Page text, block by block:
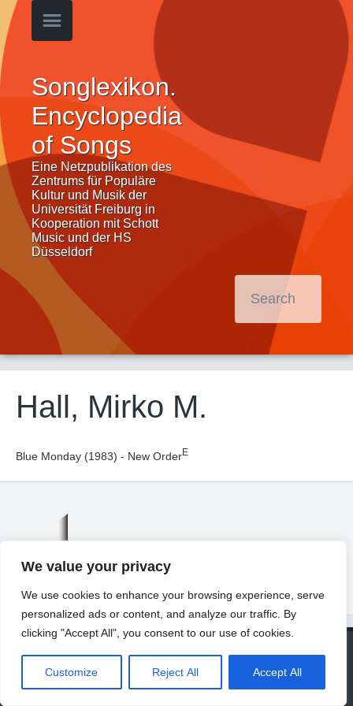
We value your privacy
We use cookies to enhance your browsing experience, serve
personalized ads or content, and analyze our traffic. By
clicking "Accept All", you consent to our use of cookies.
Customize Reject All Accept All
Songlexikon.
Encyclopedia
of Songs
Eine Netzpublikation des
Zentrums für Populäre
Kultur und Musik der
Universität Freiburg in
Kooperation mit Schott
Music und der HS
Düsseldorf
Hall, Mirko M.
Blue Monday (1983) - New OrderE
© 2026 Universität Freiburg
About Contact Privacy Declaration Legal Notice